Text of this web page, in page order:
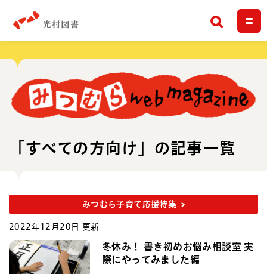
検索
「すべての方向け」の記事一覧
みつむら子育て応援特集
2022年12月20日 更新
冬休み！ 書き初めお悩み相談室 実
際にやってみました編